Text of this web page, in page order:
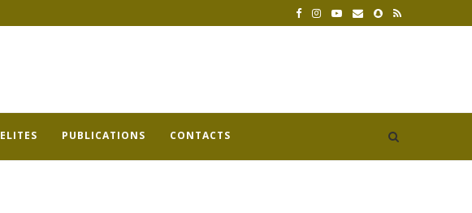
ELITES PUBLICATIONS CONTACTS